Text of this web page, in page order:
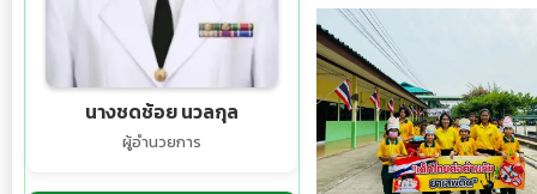
นางชดช้อย นวลกุล
ผู้อำนวยการ